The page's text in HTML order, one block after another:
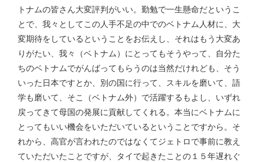
トナムの皆さん大変評判がいい。勤勉で一生懸命だというこ
とで、我々としてこの人手不足の中でのベトナム人材に、大
変期待をしているということをお伝えし、それはもう大変あ
りがたい、我々（ベトナム）にとってもそうやって、自分た
ちのベトナムでがんばってもらうのは当然だけれども、そう
いった日本ですとか、別の国に行って、スキルを磨いて、語
学も磨いて、そこ（ベトナム外）で活躍するもよし、いずれ
戻ってきて母国の発展に貢献してくれる。本当にベトナムに
とってもいい機会をいただいているということですから。そ
れから、高官が言われたのではなくてジェトロで事前に教え
ていただいたことですが、タイで起きたことの１５年遅れぐ